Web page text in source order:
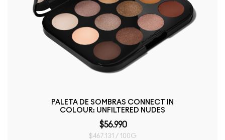
PALETA DE SOMBRAS CONNECT IN
COLOUR: UNFILTERED NUDES
$56.990
$467.131 / 100G